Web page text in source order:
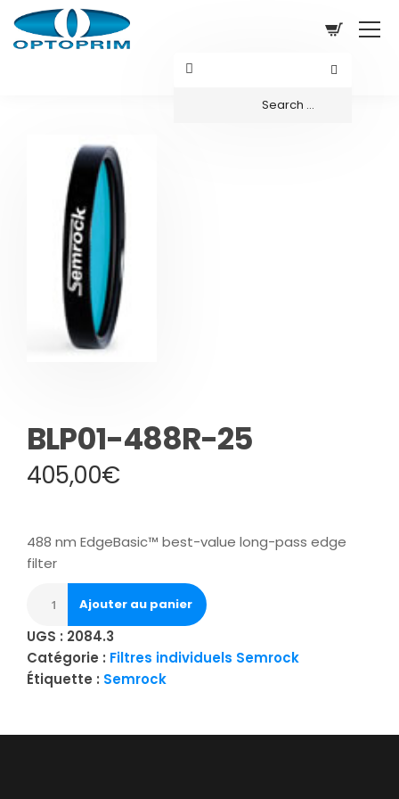
BLP01-488R-25
405,00€
488 nm EdgeBasic™ best-value long-pass edge
filter
Ajouter au panier
UGS : 2084.3
Catégorie : Filtres individuels Semrock
Étiquette : Semrock